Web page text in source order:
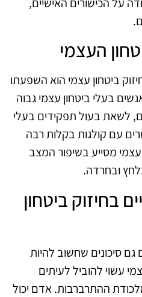
העצמי
ביטחון עצמי הוא השפעתו
בעלי ביטחון עצמי גבוה
לשאת בעול תפקידים בעלי
עם קולגות בקלות רבה
מסייע בשיפור המצב
ובחרדה.
בחיזוק ביטחון
גם סיכונים שחשוב להיות
עשוי להוביל לעיתים
ההתרברבות. אדם יכול